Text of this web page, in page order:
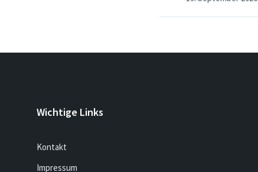
Wichtige Links
Kontakt
Impressum